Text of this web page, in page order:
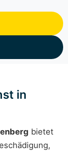
in
bietet